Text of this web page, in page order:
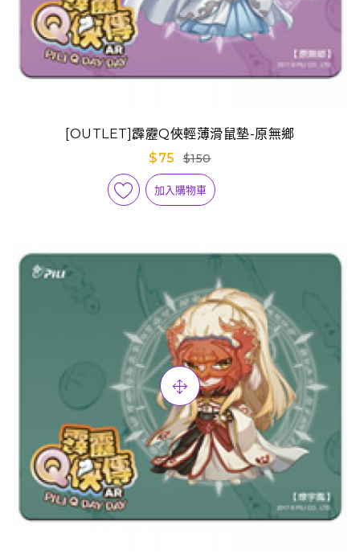
[OUTLET]霹靂Q俠輕薄滑鼠墊-原無鄉
$75
$150
加入購物車